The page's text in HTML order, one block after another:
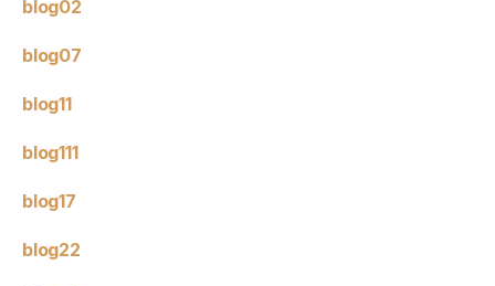
blog02
blog07
blog11
blog111
blog17
blog22